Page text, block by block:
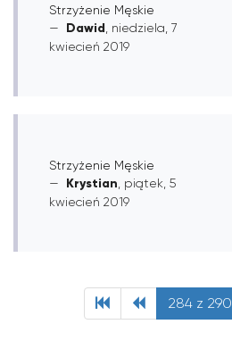
Strzyżenie Męskie
Dawid , niedziela, 7
kwiecień 2019
Strzyżenie Męskie
Krystian , piątek, 5
kwiecień 2019
284 z 290